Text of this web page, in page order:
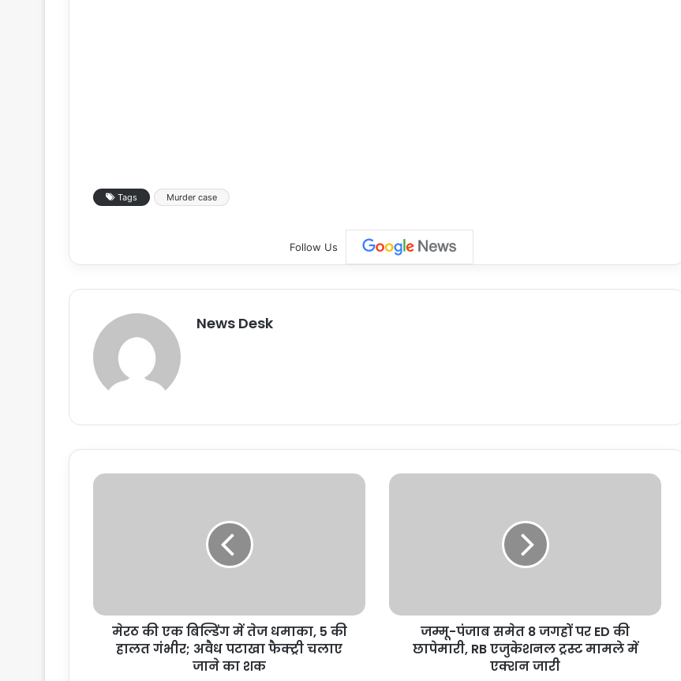
Tags Murder case
Follow Us
News Desk
मे
ग
मेरठ की एक बिल्डिंग में तेज धमाका, 5 की
हालत गंभीर; अवैध पटाखा फैक्ट्री चलाए
जाने का शक
ज
त
जम्मू-पंजाब समेत 8 जगहों पर ED की
छापेमारी, RB एजुकेशनल ट्रस्ट मामले में
एक्शन जारी